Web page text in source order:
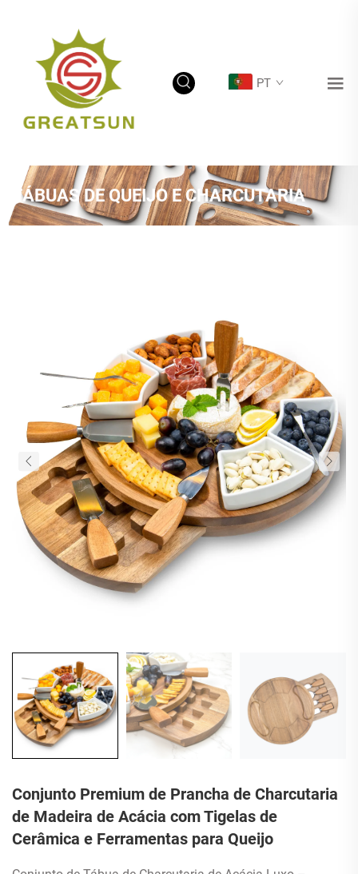
PT
TÁBUAS DE QUEIJO E CHARCUTARIA
Conjunto Premium de Prancha de Charcutaria
de Madeira de Acácia com Tigelas de
Cerâmica e Ferramentas para Queijo